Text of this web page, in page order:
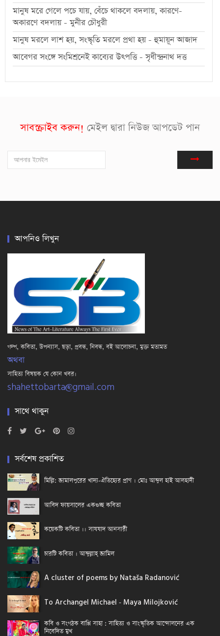
মানুষ মরে গেলে পচে যায়, বেঁচে থাকলে বদলায়, কারণে-
অকারণে বদলায় - মুনীর চৌধুরী
মানুষ মরলে লাশ হয়, সংস্কৃতি মরলে প্রথা হয় - হুমায়ূন আজাদ
আবেগর সংঙ্গে সংমিশ্রনেই কাব্যের উৎপত্তি - সৃধীন্দ্রনাথ দত্ত
সাবস্ক্রাইব করুন! মেইল দ্বারা নিউজ আপডেট পান
আপনিও লিখুন
গল্প, কবিতা, উপন্যাস, ছড়া, প্রবন্ধ, নিবন্ধ, বই আলোচনা, মুক্ত মতামত
অথবা
সাহিত্য বিষয়ক যে কোন খবর।
shahettobarta@gmail.com
সাথে থাকুন
সর্বশেষ প্রকাশিত
মিল্লি: জামালপুরের খাদ্য-ঐতিহ্যের প্রাণ । মোঃ আব্দুল হাই আলহাদী
আবিদ ফায়সালের একগুচ্ছ কবিতা
কয়েকটি কবিতা ।। সাযযাদ আনসারী
চারটি কবিতা । আব্দুল্লাহ্ জামিল
A cluster of poems by Nataša Radanović
To Archangel Michael - Maya Milojković
কবি ও সংগঠক বাপ্পি সাহা : সাহিত্য ও সাংস্কৃতিক আন্দোলনের এক
নিবেদিত মুখ